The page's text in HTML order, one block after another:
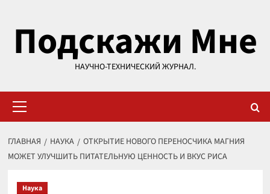
содержимому
Подскажи Мне
НАУЧНО-ТЕХНИЧЕСКИЙ ЖУРНАЛ.
меню
ГЛАВНАЯ НАУКА
ОТКРЫТИЕ НОВОГО ПЕРЕНОСЧИКА МАГНИЯ
МОЖЕТ УЛУЧШИТЬ ПИТАТЕЛЬНУЮ ЦЕННОСТЬ И ВКУС РИСА
Наука